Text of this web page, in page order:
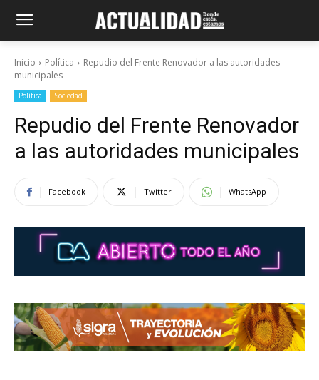
Inicio Política
Repudio del Frente Renovador a las autoridades
municipales
Política Sociedad
Repudio del Frente Renovador
a las autoridades municipales
Facebook Twitter WhatsApp